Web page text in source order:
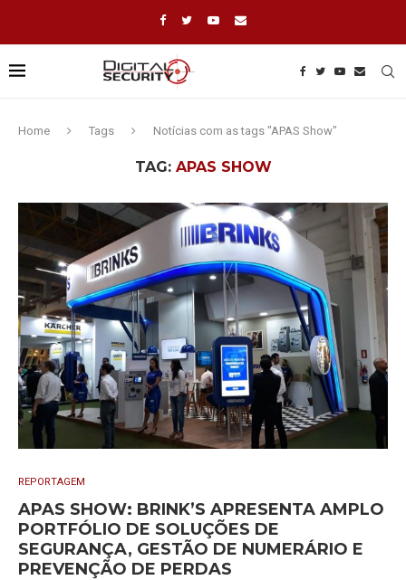
Home Tags Notícias com as tags "APAS Show"
TAG: APAS SHOW
REPORTAGEM
APAS SHOW: BRINK’S APRESENTA AMPLO
PORTFÓLIO DE SOLUÇÕES DE
SEGURANÇA, GESTÃO DE NUMERÁRIO E
PREVENÇÃO DE PERDAS